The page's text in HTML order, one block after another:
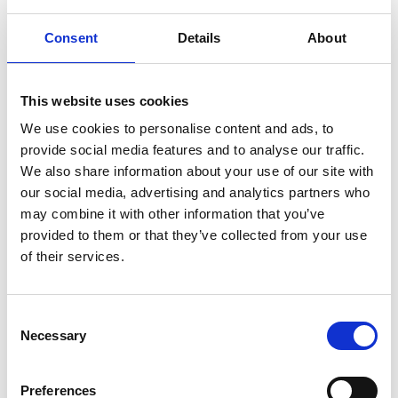
Consent Details About
This website uses cookies
We use cookies to personalise content and ads, to
provide social media features and to analyse our traffic.
We also share information about your use of our site with
our social media, advertising and analytics partners who
may combine it with other information that you’ve
provided to them or that they’ve collected from your use
of their services.
Selection
Necessary
Preferences
RSS protection anti-chute
toit incliné 30 mètres
Afficher le produit
RSS protection anti-chute
30 mètres + cadre de
Afficher le produit